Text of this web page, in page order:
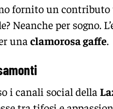
fornito un contributo
Neanche per sogno.
una clamorosa gaffe.
i canali social della